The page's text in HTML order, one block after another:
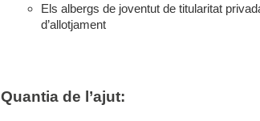
Els albergs de joventut de titularitat
d’allotjament
Quantia de l’ajut: